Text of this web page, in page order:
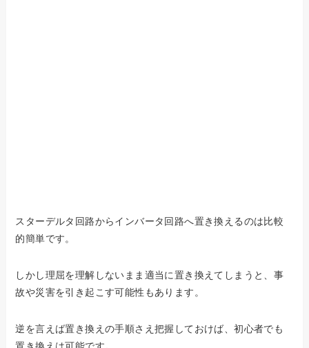
スターデルタ回路からインバータ回路へ置き換えるのは比較
的簡単です。
しかし理屈を理解しないまま適当に置き換えてしまうと、事
故や災害を引き起こす可能性もあります。
逆を言えば置き換えの手順さえ把握しておけば、初心者でも
置き換えは可能です。